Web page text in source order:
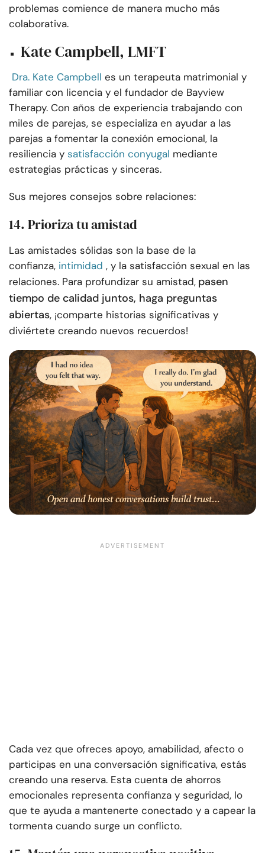
problemas comience de manera mucho más
colaborativa.
Kate Campbell, LMFT
Dra. Kate Campbell es un terapeuta matrimonial y
familiar con licencia y el fundador de Bayview
Therapy. Con años de experiencia trabajando con
miles de parejas, se especializa en ayudar a las
parejas a fomentar la conexión emocional, la
resiliencia y satisfacción conyugal mediante
estrategias prácticas y sinceras.
Sus mejores consejos sobre relaciones:
14. Prioriza tu amistad
Las amistades sólidas son la base de la
confianza, intimidad , y la satisfacción sexual en las
relaciones. Para profundizar su amistad, pasen
tiempo de calidad juntos, haga preguntas
abiertas, ¡comparte historias significativas y
diviértete creando nuevos recuerdos!
Cada vez que ofreces apoyo, amabilidad, afecto o
participas en una conversación significativa, estás
creando una reserva. Esta cuenta de ahorros
emocionales representa confianza y seguridad, lo
que te ayuda a mantenerte conectado y a capear la
tormenta cuando surge un conflicto.